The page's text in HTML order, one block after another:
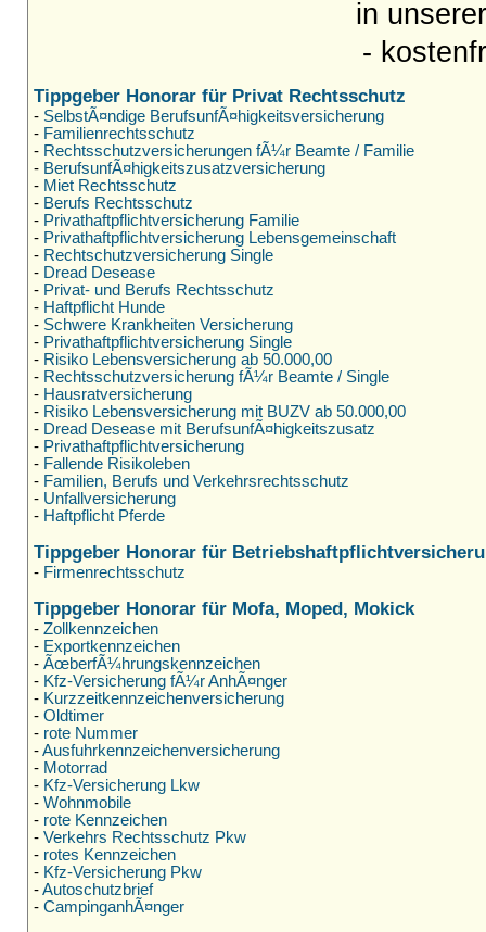
in
-
Tippgeber Honorar für Privat Rechtsschutz
- SelbstÃ¤ndige BerufsunfÃ¤higkeitsversicherung
- Familienrechtsschutz
- Rechtsschutzversicherungen fÃ¼r Beamte / Familie
- BerufsunfÃ¤higkeitszusatzversicherung
- Miet Rechtsschutz
- Berufs Rechtsschutz
- Privathaftpflichtversicherung Familie
- Privathaftpflichtversicherung Lebensgemeinschaft
- Rechtschutzversicherung Single
- Dread Desease
- Privat- und Berufs Rechtsschutz
- Haftpflicht Hunde
- Schwere Krankheiten Versicherung
- Privathaftpflichtversicherung Single
- Risiko Lebensversicherung ab 50.000,00
- Rechtsschutzversicherung fÃ¼r Beamte / Single
- Hausratversicherung
- Risiko Lebensversicherung mit BUZV ab 50.000,00
- Dread Desease mit BerufsunfÃ¤higkeitszusatz
- Privathaftpflichtversicherung
- Fallende Risikoleben
- Familien, Berufs und Verkehrsrechtsschutz
- Unfallversicherung
- Haftpflicht Pferde
Tippgeber Honorar für
- Firmenrechtsschutz
Tippgeber Honorar für Mofa, Moped, Mokick
- Zollkennzeichen
- Exportkennzeichen
- ÃœberfÃ¼hrungskennzeichen
- Kfz-Versicherung fÃ¼r AnhÃ¤nger
- Kurzzeitkennzeichenversicherung
- Oldtimer
- rote Nummer
-Ausfuhrkennzeichenversicherung
- Motorrad
- Kfz-Versicherung Lkw
- Wohnmobile
- rote Kennzeichen
- Verkehrs Rechtsschutz Pkw
- rotes Kennzeichen
- Kfz-Versicherung Pkw
-Autoschutzbrief
- CampinganhÃ¤nger